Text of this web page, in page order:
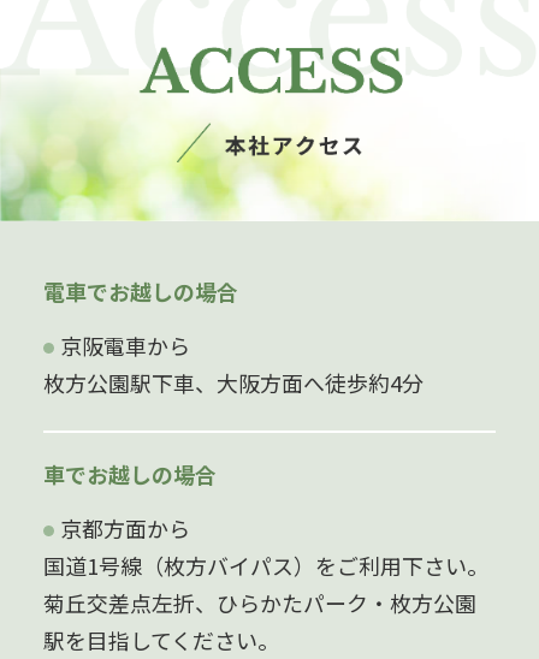
電車でお越しの場合
京阪電車から
枚方公園駅下車、大阪方面へ徒歩約4分
車でお越しの場合
京都方面から
国道1号線（枚方バイパス）をご利用下さい。
菊丘交差点左折、ひらかたパーク・枚方公園
駅を目指してください。